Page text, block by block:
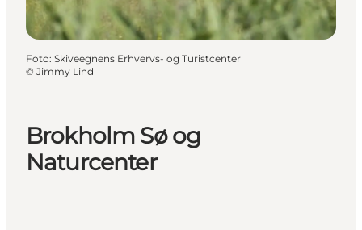
Brokholm Sø og
Naturcenter
Foto: Skiveegnens Erhvervs- og Turistcenter
© Jimmy Lind